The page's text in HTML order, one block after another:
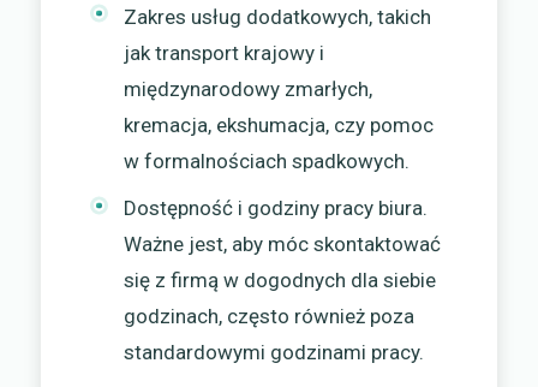
Zakres usług dodatkowych, takich
jak transport krajowy i
międzynarodowy zmarłych,
kremacja, ekshumacja, czy pomoc
w formalnościach spadkowych.
Dostępność i godziny pracy biura.
Ważne jest, aby móc skontaktować
się z firmą w dogodnych dla siebie
godzinach, często również poza
standardowymi godzinami pracy.